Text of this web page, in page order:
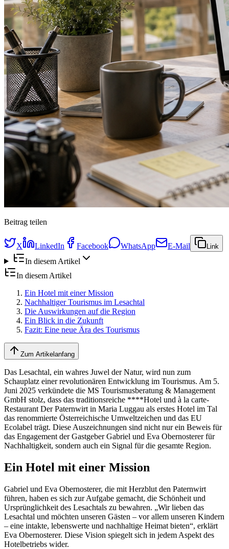
Beitrag teilen
X LinkedIn Facebook WhatsApp E-Mail Link
In diesem Artikel
In diesem Artikel
Ein Hotel mit einer Mission
Nachhaltiger Tourismus im Lesachtal
Die Auswirkungen auf die Region
Ein Blick in die Zukunft
Fazit: Eine neue Ära des Tourismus
Zum Artikelanfang
Das Lesachtal, ein wahres Juwel der Natur, wird nun zum
Schauplatz einer revolutionären Entwicklung im Tourismus. Am 5.
Juni 2025 verkündete die MS Tourismusberatung & Management
GmbH stolz, dass das traditionsreiche ****Hotel und à la carte-
Restaurant Der Paternwirt in Maria Luggau als erstes Hotel im Tal
das renommierte Österreichische Umweltzeichen und das EU
Ecolabel trägt. Diese Auszeichnungen sind nicht nur ein Beweis für
das Engagement der Gastgeber Gabriel und Eva Obernosterer für
Nachhaltigkeit, sondern auch ein Signal für die gesamte Region.
Ein Hotel mit einer Mission
Gabriel und Eva Obernosterer, die mit Herzblut den Paternwirt
führen, haben es sich zur Aufgabe gemacht, die Schönheit und
Ursprünglichkeit des Lesachtals zu bewahren. „Wir lieben das
Lesachtal und möchten unseren Gästen – vor allem unseren Kindern
– eine intakte, lebenswerte und nachhaltige Heimat bieten“, erklärt
Eva Obernosterer. Diese Vision spiegelt sich in jedem Aspekt des
Hotelbetriebs wider.